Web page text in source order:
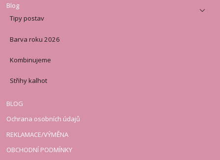
Blog
Tipy postav
Barva roku 2026
Kombinujeme
Střihy kalhot
BLOG
Ochrana osobních údajů
REKLAMACE/VÝMĚNA
OBCHODNÍ PODMÍNKY